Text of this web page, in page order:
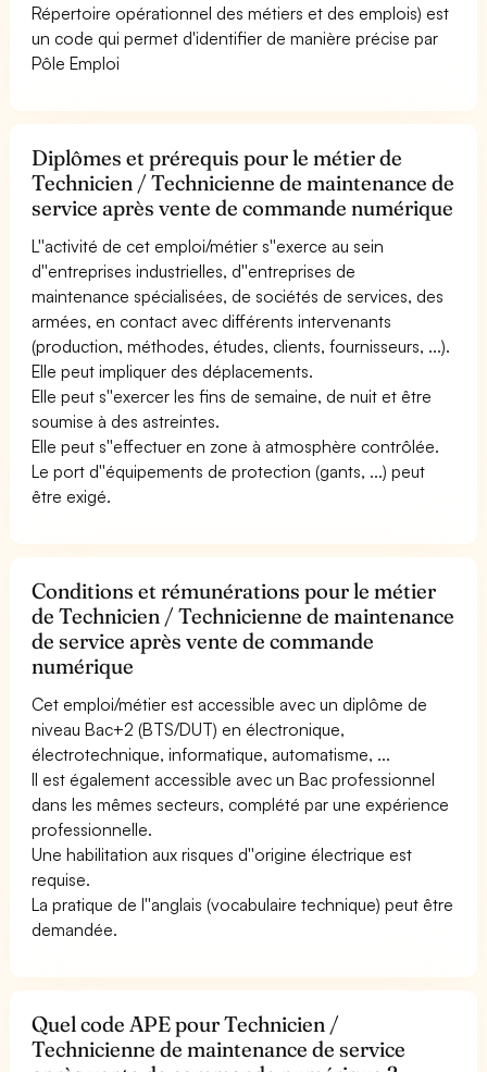
Répertoire opérationnel des métiers et des emplois) est
un code qui permet d'identifier de manière précise par
Pôle Emploi
Diplômes et prérequis pour le métier de
Technicien / Technicienne de maintenance de
service après vente de commande numérique
L''activité de cet emploi/métier s''exerce au sein
d''entreprises industrielles, d''entreprises de
maintenance spécialisées, de sociétés de services, des
armées, en contact avec différents intervenants
(production, méthodes, études, clients, fournisseurs, ...).
Elle peut impliquer des déplacements.
Elle peut s''exercer les fins de semaine, de nuit et être
soumise à des astreintes.
Elle peut s''effectuer en zone à atmosphère contrôlée.
Le port d''équipements de protection (gants, ...) peut
être exigé.
Conditions et rémunérations pour le métier
de Technicien / Technicienne de maintenance
de service après vente de commande
numérique
Cet emploi/métier est accessible avec un diplôme de
niveau Bac+2 (BTS/DUT) en électronique,
électrotechnique, informatique, automatisme, ...
Il est également accessible avec un Bac professionnel
dans les mêmes secteurs, complété par une expérience
professionnelle.
Une habilitation aux risques d''origine électrique est
requise.
La pratique de l''anglais (vocabulaire technique) peut être
demandée.
Quel code APE pour Technicien /
Technicienne de maintenance de service